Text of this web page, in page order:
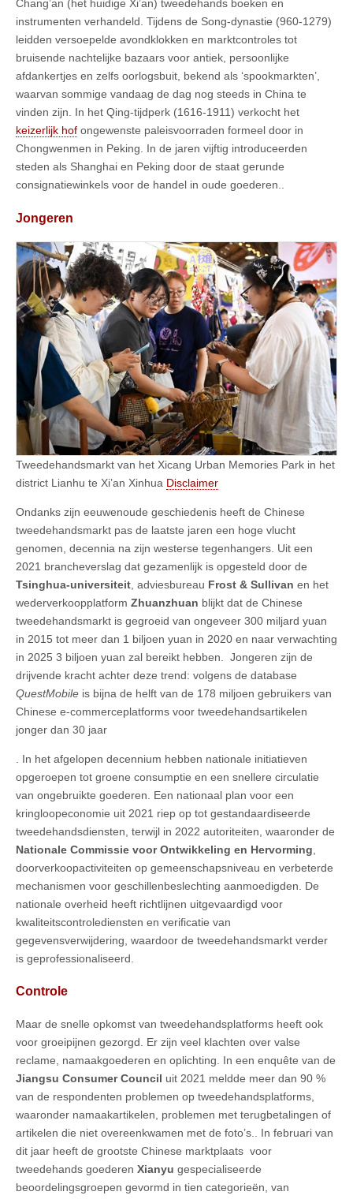
Chang’an (het huidige Xi’an) tweedehands boeken en
instrumenten verhandeld. Tijdens de Song-dynastie (960-1279)
leidden versoepelde avondklokken en marktcontroles tot
bruisende nachtelijke bazaars voor antiek, persoonlijke
afdankertjes en zelfs oorlogsbuit, bekend als ‘spookmarkten’,
waarvan sommige vandaag de dag nog steeds in China te
vinden zijn. In het Qing-tijdperk (1616-1911) verkocht het
keizerlijk hof ongewenste paleisvoorraden formeel door in
Chongwenmen in Peking. In de jaren vijftig introduceerden
steden als Shanghai en Peking door de staat gerunde
consignatiewinkels voor de handel in oude goederen..
Jongeren
Tweedehandsmarkt van het Xicang Urban Memories Park in het
district Lianhu te Xi’an Xinhua Disclaimer
Ondanks zijn eeuwenoude geschiedenis heeft de Chinese
tweedehandsmarkt pas de laatste jaren een hoge vlucht
genomen, decennia na zijn westerse tegenhangers. Uit een
2021 brancheverslag dat gezamenlijk is opgesteld door de
Tsinghua-universiteit , adviesbureau Frost & Sullivan en het
wederverkoopplatform Zhuanzhuan blijkt dat de Chinese
tweedehandsmarkt is gegroeid van ongeveer 300 miljard yuan
in 2015 tot meer dan 1 biljoen yuan in 2020 en naar verwachting
in 2025 3 biljoen yuan zal bereikt hebben. Jongeren zijn de
drijvende kracht achter deze trend: volgens de database
QuestMobile is bijna de helft van de 178 miljoen gebruikers van
Chinese e-commerceplatforms voor tweedehandsartikelen
jonger dan 30 jaar
. In het afgelopen decennium hebben nationale initiatieven
opgeroepen tot groene consumptie en een snellere circulatie
van ongebruikte goederen. Een nationaal plan voor een
kringloopeconomie uit 2021 riep op tot gestandaardiseerde
tweedehandsdiensten, terwijl in 2022 autoriteiten, waaronder de
Nationale Commissie voor Ontwikkeling en Hervorming
doorverkoopactiviteiten op gemeenschapsniveau en verbeterde
mechanismen voor geschillenbeslechting aanmoedigden. De
nationale overheid heeft richtlijnen uitgevaardigd voor
kwaliteitscontrolediensten en verificatie van
gegevensverwijdering, waardoor de tweedehandsmarkt verder
is geprofessionaliseerd.
Controle
Maar de snelle opkomst van tweedehandsplatforms heeft ook
voor groeipijnen gezorgd. Er zijn veel klachten over valse
reclame, namaakgoederen en oplichting. In een enquête van de
Jiangsu Consumer Council uit 2021 meldde meer dan 90 %
van de respondenten problemen op tweedehandsplatforms,
waaronder namaakartikelen, problemen met terugbetalingen of
artikelen die niet overeenkwamen met de foto’s.. In februari van
dit jaar heeft de grootste Chinese marktplaats voor
tweedehands goederen Xianyu gespecialiseerde
beoordelingsgroepen gevormd in tien categorieën, van